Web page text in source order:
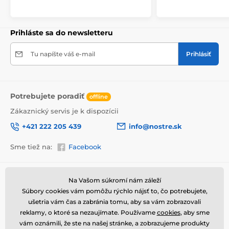
prepravy.
Vysoko kvalitné plátno, ktorého hmotnosť je 370
zabezpečia sýtosť farieb (12-16 pass, ink density 200).
Husto situované spony.
Nepotrebnosť ďalšieho rámu.
Možnosť okamžitého zavesenia (závesy sú
umiestnené na zadnej strane).
Prihláste sa do newsletteru
Tu napíšte váš e-mail Prihlásiť
Potrebujete poradiť offline
Zákaznický servis je k dispozícii
+421 222 205 439
info@nostre.sk
Sme tiež na: Facebook
Informácie o nákupe
Obchodné a reklamačné
podmienky
Ochrana osobných údajov
Užitočné informácie
Často kladené otázky
Magazín
Kontakty
Na Vašom súkromí nám záleží
Súbory cookies vám pomôžu rýchlo nájsť to, čo potrebujete,
ušetria vám čas a zabránia tomu, aby sa vám zobrazovali
reklamy, o ktoré sa nezaujímate. Používame cookies, aby sme
vám oznámili, že ste na našej stránke, a zobrazujeme produkty